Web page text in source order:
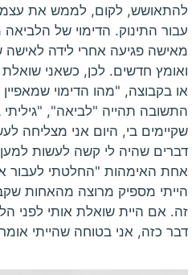
להתאושש, לקום, לממש את
עבור התינוק. הדימוי של
מאישה פגיעה אחרי לידה
ואומץ חדשים. לכן, כשאני
או בקבוצה, "מהו הדימוי
התשובה תהייה "לביאה",
שקיימים בי, היום אני מצליחה
דברים שהיה לי קשה לעשות
אחת האימהות "החלטתי לעבור
הייתי מספיק מרוצה מהאחות
זה. אם היית שואלת אותי לפני
דבר כזה, אני בטוחה שהייתי